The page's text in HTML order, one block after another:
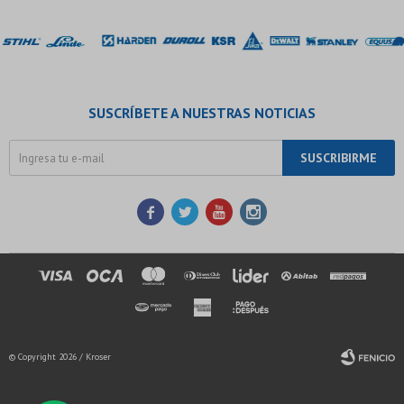
SUSCRÍBETE A NUESTRAS NOTICIAS
SUSCRIBIRME
   
© Copyright 2026 / Kroser